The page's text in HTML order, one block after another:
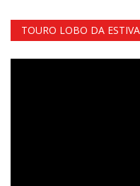
TOURO LOBO DA ESTIVA